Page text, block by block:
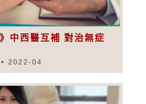
中西醫互補 對治無症
2022-04